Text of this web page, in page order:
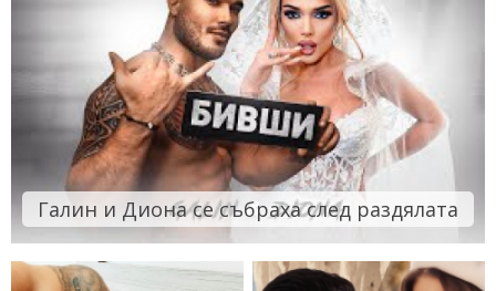
Галин и Диона се събраха след раздялата